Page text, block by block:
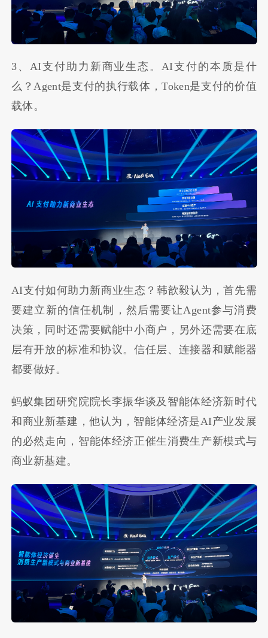
3、AI支付助力新商业生态。AI支付的本质是什
么？Agent是支付的执行载体，Token是支付的价值
载体。
AI支付如何助力新商业生态？韩歆毅认为，首先需
要建立新的信任机制，然后需要让Agent参与消费
决策，同时还需要赋能中小商户，另外还需要在底
层有开放的标准和协议。信任层、连接器和赋能器
都要做好。
蚂蚁集团研究院院长李振华谈及智能体经济新时代
和商业新基建，他认为，智能体经济是AI产业发展
的必然走向，智能体经济正催生消费生产新模式与
商业新基建。